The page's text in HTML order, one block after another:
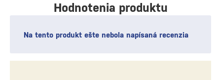
Hodnotenia produktu
Na tento produkt ešte nebola napísaná recenzia